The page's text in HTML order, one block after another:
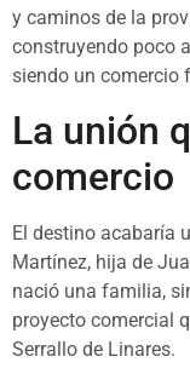
y caminos de la
construyendo poco
siendo un comercio
La unión
comercio
El destino acabaría
Martínez, hija de
nació una familia,
proyecto comercial
Serrallo de Linares.